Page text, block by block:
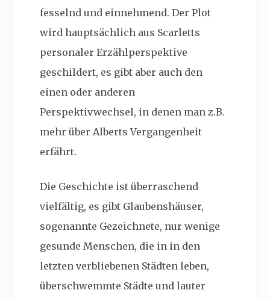
fesselnd und einnehmend. Der Plot
wird hauptsächlich aus Scarletts
personaler Erzählperspektive
geschildert, es gibt aber auch den
einen oder anderen
Perspektivwechsel, in denen man z.B.
mehr über Alberts Vergangenheit
erfährt.
Die Geschichte ist überraschend
vielfältig, es gibt Glaubenshäuser,
sogenannte Gezeichnete, nur wenige
gesunde Menschen, die in in den
letzten verbliebenen Städten leben,
überschwemmte Städte und lauter